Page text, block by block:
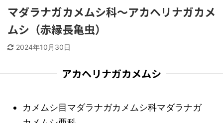
マダラナガカメムシ科～アカヘリナガカメ
ムシ（赤縁長亀虫）
2024年10月30日
アカヘリナガカメムシ
カメムシ目マダラナガカメムシ科マダラナガ